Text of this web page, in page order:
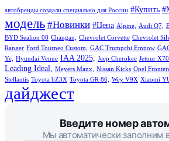
автобренды создали специально для России #Купить
модель #Новинки #Цена Alpine, Audi Q7,
BYD Sealion 08 Changan, Chevrolet Corvette Chevrolet
Ranger Ford Tourneo Custom, GAC Trumpchi Empow
Ye,
Hyundai Venue IAA 2025, Jeep Cherokee Jetour X70
Leading Ideal, Meyers Manx, Nissan Kicks Opel
Stellantis Toyota bZ3X Toyota GR 86, Wey V9X Xiaomi
дайджест
Введите номер
Мы автоматически заполним